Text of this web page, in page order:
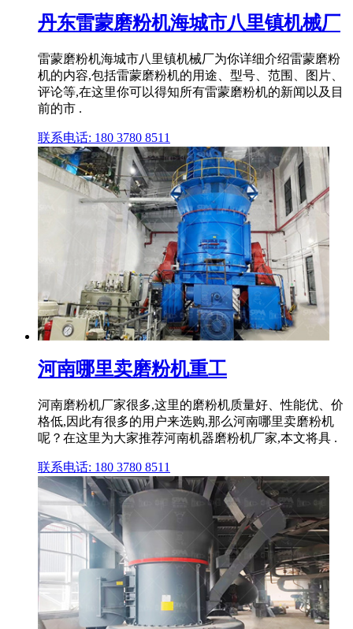
丹东雷蒙磨粉机海城市八里镇机械厂
雷蒙磨粉机海城市八里镇机械厂为你详细介绍雷蒙磨粉
机的内容,包括雷蒙磨粉机的用途、型号、范围、图片、
评论等,在这里你可以得知所有雷蒙磨粉机的新闻以及目
前的市 .
联系电话: 180 3780 8511
河南哪里卖磨粉机重工
河南磨粉机厂家很多,这里的磨粉机质量好、性能优、价
格低,因此有很多的用户来选购,那么河南哪里卖磨粉机
呢？在这里为大家推荐河南机器磨粉机厂家,本文将具 .
联系电话: 180 3780 8511